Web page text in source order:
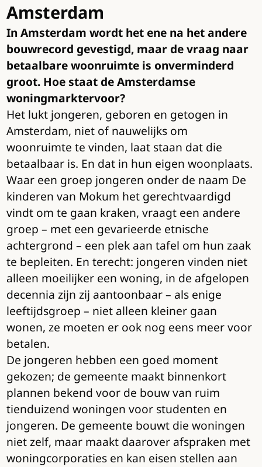
Amsterdam
In Amsterdam wordt het ene na het andere
bouwrecord gevestigd, maar de vraag naar
betaalbare woonruimte is onverminderd
groot. Hoe staat de Amsterdamse
woningmarktervoor?
Het lukt jongeren, geboren en getogen in
Amsterdam, niet of nauwelijks om
woonruimte te vinden, laat staan dat die
betaalbaar is. En dat in hun eigen woonplaats.
Waar een groep jongeren onder de naam De
kinderen van Mokum het gerechtvaardigd
vindt om te gaan kraken, vraagt een andere
groep – met een gevarieerde etnische
achtergrond – een plek aan tafel om hun zaak
te bepleiten. En terecht: jongeren vinden niet
alleen moeilijker een woning, in de afgelopen
decennia zijn zij aantoonbaar – als enige
leeftijdsgroep – niet alleen kleiner gaan
wonen, ze moeten er ook nog eens meer voor
betalen.
De jongeren hebben een goed moment
gekozen; de gemeente maakt binnenkort
plannen bekend voor de bouw van ruim
tienduizend woningen voor studenten en
jongeren. De gemeente bouwt die woningen
niet zelf, maar maakt daarover afspraken met
woningcorporaties en kan eisen stellen aan